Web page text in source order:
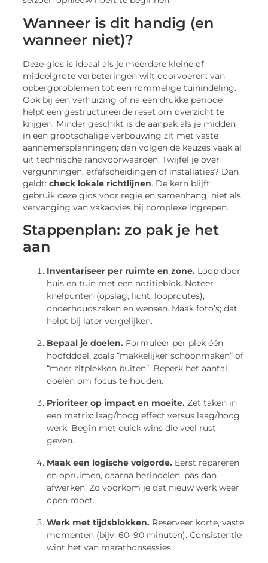
Wanneer is dit handig (en
wanneer niet)?
Deze gids is ideaal als je meerdere kleine of
middelgrote verbeteringen wilt doorvoeren: van
opbergproblemen tot een rommelige tuinindeling.
Ook bij een verhuizing of na een drukke periode
helpt een gestructureerde reset om overzicht te
krijgen. Minder geschikt is de aanpak als je midden
in een grootschalige verbouwing zit met vaste
aannemersplanningen; dan volgen de keuzes vaak al
uit technische randvoorwaarden. Twijfel je over
vergunningen, erfafscheidingen of installaties? Dan
geldt:check lokale richtlijnen. De kern blijft:
gebruik deze gids voor regie en samenhang, niet als
vervanging van vakadvies bij complexe ingrepen.
Stappenplan: zo pak je het
aan
Inventariseer per ruimte en zone. Loop door
huis en tuin met een notitieblok. Noteer
knelpunten (opslag, licht, looproutes),
onderhoudszaken en wensen. Maak foto’s; dat
helpt bij later vergelijken.
Bepaal je doelen. Formuleer per plek één
hoofddoel, zoals “makkelijker schoonmaken” of
“meer zitplekken buiten”. Beperk het aantal
doelen om focus te houden.
Prioriteer op impact en moeite. Zet taken in
een matrix: laag/hoog effect versus laag/hoog
werk. Begin met quick wins die veel rust
geven.
Maak een logische volgorde. Eerst repareren
en opruimen, daarna herindelen, pas dan
afwerken. Zo voorkom je dat nieuw werk weer
open moet.
Werk met tijdsblokken. Reserveer korte, vaste
momenten (bijv. 60–90 minuten). Consistentie
wint het van marathonsessies.